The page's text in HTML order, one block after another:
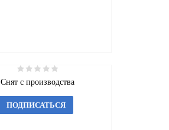
Снят с производства
ПОДПИСАТЬСЯ